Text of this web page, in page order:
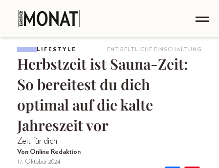
LIFESTYLE ENTGELTLICHE EINSCHALTUNG
Herbstzeit ist Sauna-Zeit:
So bereitest du dich
optimal auf die kalte
Jahreszeit vor
Zeit für dich
Von Online Redaktion
17. Oktober 2024